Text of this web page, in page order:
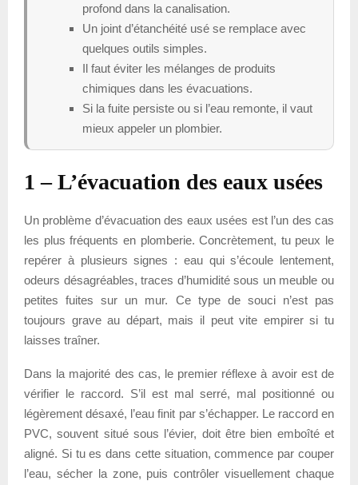
profond dans la canalisation.
Un joint d’étanchéité usé se remplace avec
quelques outils simples.
Il faut éviter les mélanges de produits
chimiques dans les évacuations.
Si la fuite persiste ou si l’eau remonte, il vaut
mieux appeler un plombier.
1 – L’évacuation des eaux usées
Un problème d’évacuation des eaux usées est l’un des cas
les plus fréquents en plomberie. Concrètement, tu peux le
repérer à plusieurs signes : eau qui s’écoule lentement,
odeurs désagréables, traces d’humidité sous un meuble ou
petites fuites sur un mur. Ce type de souci n’est pas
toujours grave au départ, mais il peut vite empirer si tu
laisses traîner.
Dans la majorité des cas, le premier réflexe à avoir est de
vérifier le raccord. S’il est mal serré, mal positionné ou
légèrement désaxé, l’eau finit par s’échapper. Le raccord en
PVC, souvent situé sous l’évier, doit être bien emboîté et
aligné. Si tu es dans cette situation, commence par couper
l’eau, sécher la zone, puis contrôler visuellement chaque